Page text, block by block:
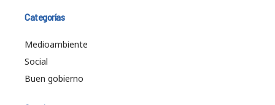
Categorías
Medioambiente
Social
Buen gobierno